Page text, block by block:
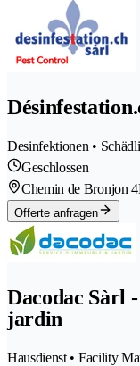
Desinfektionen •
Geschlossen
Chemin de Bronjon
Offerte anfragen
Dacodac Sàrl
jardin
Hausdienst • Facility